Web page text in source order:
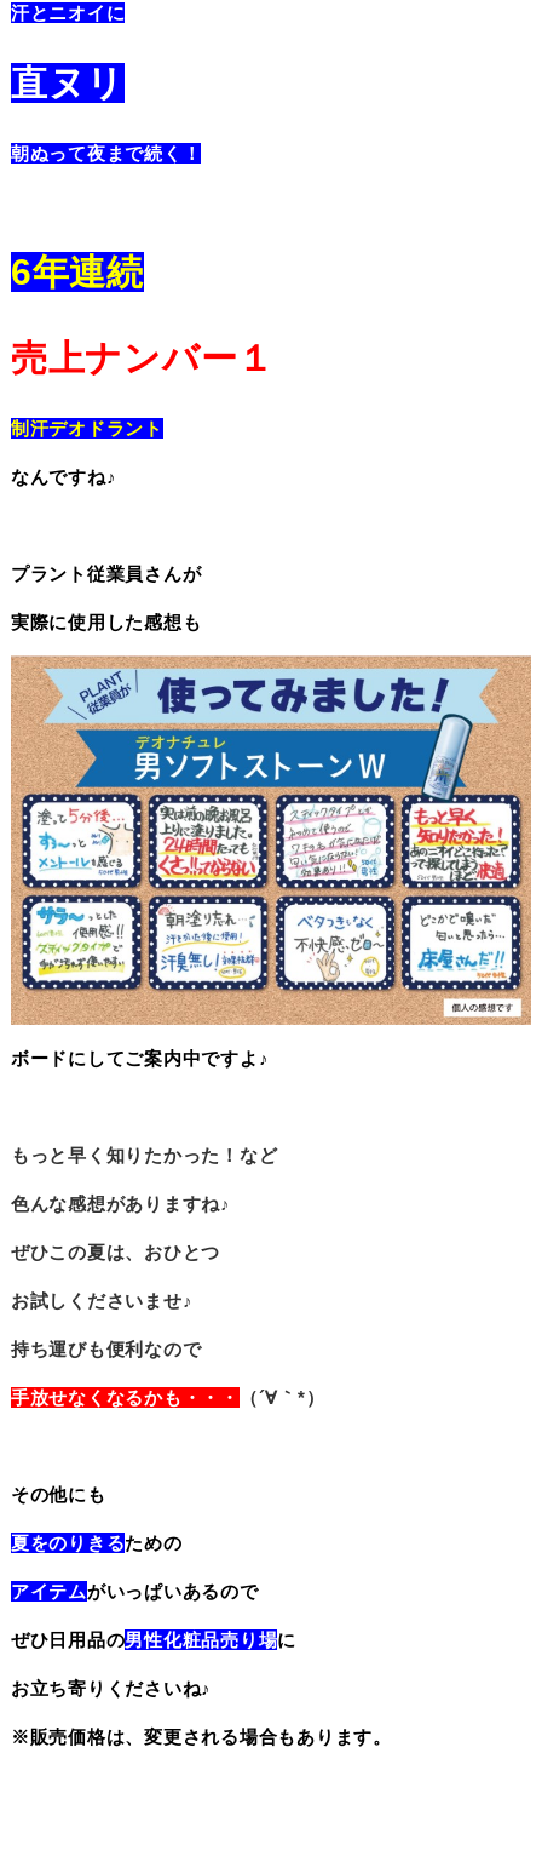
汗とニオイに
直ヌリ
朝ぬって夜まで続く！
6年連続
売上ナンバー１
制汗デオドラント
なんですね♪
プラント従業員さんが
実際に使用した感想も
ボードにしてご案内中ですよ♪
もっと早く知りたかった！など
色んな感想がありますね♪
ぜひこの夏は、おひとつ
お試しくださいませ♪
持ち運びも便利なので
手放せなくなるかも・・・ （´∀｀*）
その他にも
夏をのりきるための
アイテムがいっぱいあるので
ぜひ日用品の男性化粧品売り場に
お立ち寄りくださいね♪
※販売価格は、変更される場合もあります。